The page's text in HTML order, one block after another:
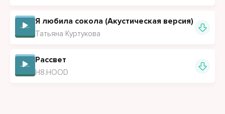
Я любила сокола (Акустическая версия)
Татьяна Куртукова
Рассвет
H8.HOOD